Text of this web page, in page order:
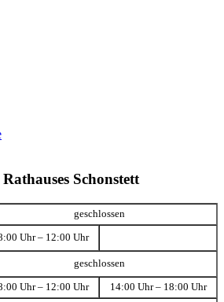
Schonstett
geschlossen
Uhr – 12:00 Uhr
geschlossen
Uhr – 12:00 Uhr 14:00 Uhr – 18:00 Uhr